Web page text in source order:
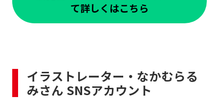
て詳しくはこちら
イラストレーター・なかむらる
みさん SNSアカウント